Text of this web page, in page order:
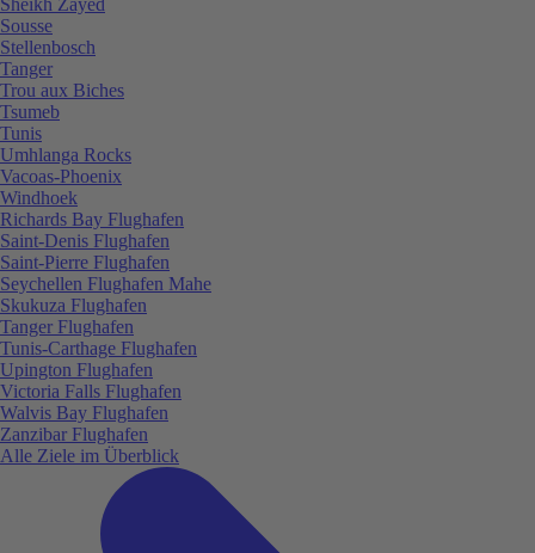
Sousse
Stellenbosch
Tanger
Trou aux Biches
Tsumeb
Tunis
Umhlanga Rocks
Vacoas-Phoenix
Windhoek
Richards Bay Flughafen
Saint-Denis Flughafen
Saint-Pierre Flughafen
Seychellen Flughafen Mahe
Skukuza Flughafen
Tanger Flughafen
Tunis-Carthage Flughafen
Upington Flughafen
Victoria Falls Flughafen
Walvis Bay Flughafen
Zanzibar Flughafen
Alle Ziele im Überblick